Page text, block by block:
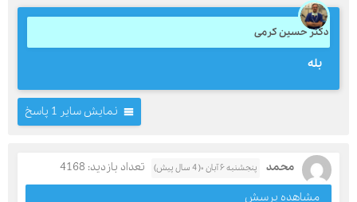
دکتر حسین کرمی
بله
نمایش سایر 1 پاسخ
محمد پنجشنبه ۶ آبان ۰( 4 سال پیش)
تعداد بازدید: 4168
مشاهده پرسش